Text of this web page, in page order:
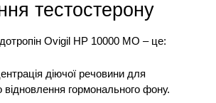
тестостерону
Ovigil HP 10000 МО – це:
діючої речовини для
відновлення гормонального фону.